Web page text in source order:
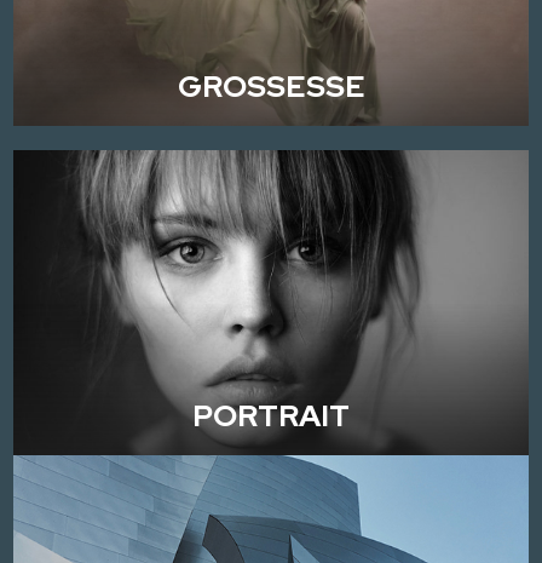
GROSSESSE
PORTRAIT